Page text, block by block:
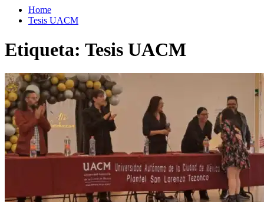
Home
Tesis UACM
Etiqueta: Tesis UACM